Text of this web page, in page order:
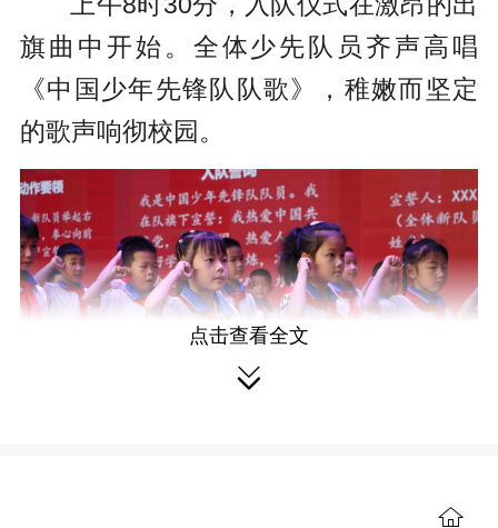
旗曲中开始。全体少先队员齐声高唱
《中国少年先锋队队歌》，稚嫩而坚定
的歌声响彻校园。
仪式上，四、五年级的老队员们双
点击查看全文
